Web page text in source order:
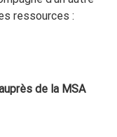
ressources :
de la MSA